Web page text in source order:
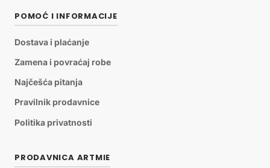
POMOĆ I INFORMACIJE
Dostava i plaćanje
Zamena i povraćaj robe
Najčešća pitanja
Pravilnik prodavnice
Politika privatnosti
PRODAVNICA ARTMIE